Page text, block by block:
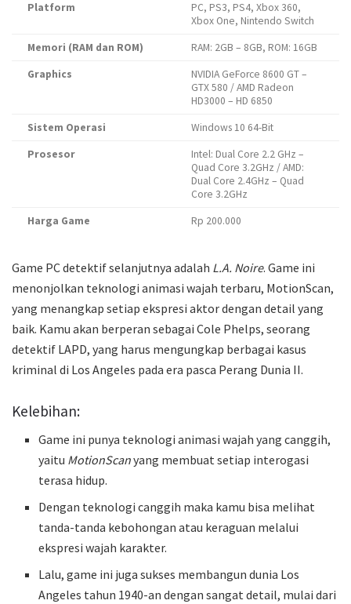
Platform
PC, PS3, PS4, Xbox 360,
Xbox One, Nintendo Switch
Memori (RAM dan ROM)
RAM: 2GB – 8GB, ROM: 16GB
Graphics
NVIDIA GeForce 8600 GT –
GTX 580 / AMD Radeon
HD3000 – HD 6850
Sistem Operasi
Windows 10 64-Bit
Prosesor
Intel: Dual Core 2.2 GHz –
Quad Core 3.2GHz / AMD:
Dual Core 2.4GHz – Quad
Core 3.2GHz
Harga Game
Rp 200.000
Game PC detektif selanjutnya adalah L.A. Noire. Game ini
menonjolkan teknologi animasi wajah terbaru, MotionScan,
yang menangkap setiap ekspresi aktor dengan detail yang
baik. Kamu akan berperan sebagai Cole Phelps, seorang
detektif LAPD, yang harus mengungkap berbagai kasus
kriminal di Los Angeles pada era pasca Perang Dunia II.
Kelebihan:
Game ini punya teknologi animasi wajah yang canggih,
yaitu MotionScanyang membuat setiap interogasi
terasa hidup.
Dengan teknologi canggih maka kamu bisa melihat
tanda-tanda kebohongan atau keraguan melalui
ekspresi wajah karakter.
Lalu, game ini juga sukses membangun dunia Los
Angeles tahun 1940-an dengan sangat detail, mulai dari